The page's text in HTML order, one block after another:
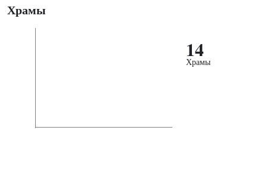
Храмы
14
Храмы